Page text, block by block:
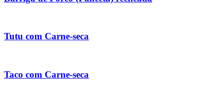
Tutu com Carne-seca
Taco com Carne-seca